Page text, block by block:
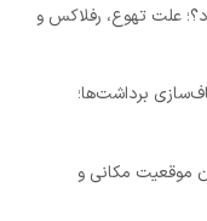
علت تهوع، رفلاکس و
برداشت‌ها؛
موقعیت مکانی و